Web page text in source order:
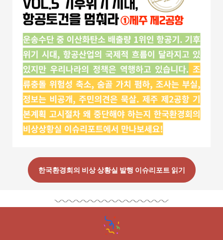
한국환경회의 비상 상황실 발행 이슈리포트 읽기